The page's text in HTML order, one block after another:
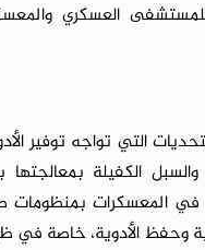
العسكري
التي تواجه
الكفيلة
في المعسكرات
وحفظ الأدوية، خاصة في